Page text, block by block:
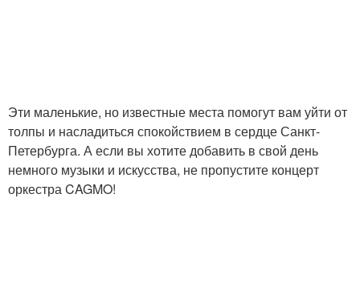
Эти маленькие, но известные места помогут вам уйти от
толпы и насладиться спокойствием в сердце Санкт-
Петербурга. А если вы хотите добавить в свой день
немного музыки и искусства, не пропустите концерт
оркестра CAGMO!